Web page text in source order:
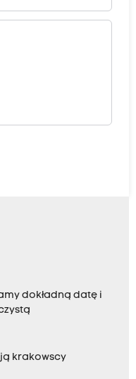
dokładną datę i
krakowscy